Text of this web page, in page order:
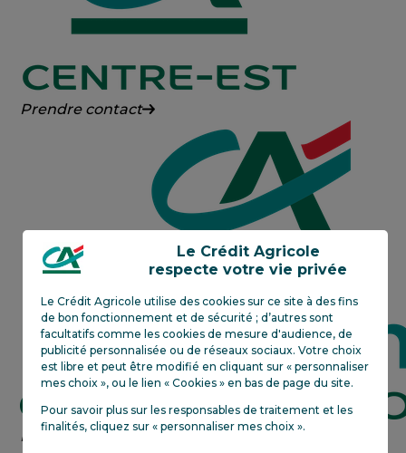
Crédit
Prendre contact
Crédit
En savoir plus
Le Crédit Agricole
respecte votre vie privée
Le Crédit Agricole utilise des cookies sur ce site à des fins
de bon fonctionnement et de sécurité ; d’autres sont
facultatifs comme les cookies de mesure d'audience, de
publicité personnalisée ou de réseaux sociaux. Votre choix
est libre et peut être modifié en cliquant sur « personnaliser
mes choix », ou le lien « Cookies » en bas de page du site.
Pour savoir plus sur les responsables de traitement et les
finalités, cliquez sur « personnaliser mes choix».